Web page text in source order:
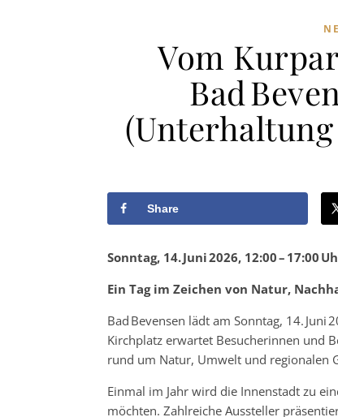
Vom
Bad
Share
Sonntag, 14. Juni 2026, 12:00 – 17:00
Ein Tag im Zeichen von Natur,
Bad Bevensen lädt am Sonntag, 14.
Kirchplatz erwartet Besucherinnen und
rund um Natur, Umwelt und regionalen
Einmal im Jahr wird die Innenstadt zu
möchten. Zahlreiche Aussteller